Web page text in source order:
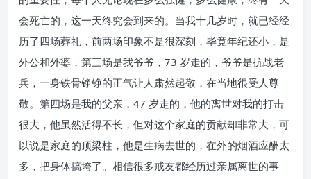
会死亡的，这一天终究会到来的。当我十几岁时，就已经经
历了四场葬礼，前两场印象不是很深刻，毕竟年纪还小，是
外公和外婆，第三场是我爷爷，73 岁走的，爷爷是抗战老
兵，一身铁骨铮铮的正气让人肃然起敬，在当地很受人尊
敬。第四场是我的父亲，47 岁走的，他的离世对我的打击
很大，他虽然活得不长，但对这个家庭的贡献却非常大，可
以说是家庭的顶梁柱，他是生病去世的，在外的烟酒应酬太
多，把身体搞垮了。相信很多戒友都经历过亲属离世的事